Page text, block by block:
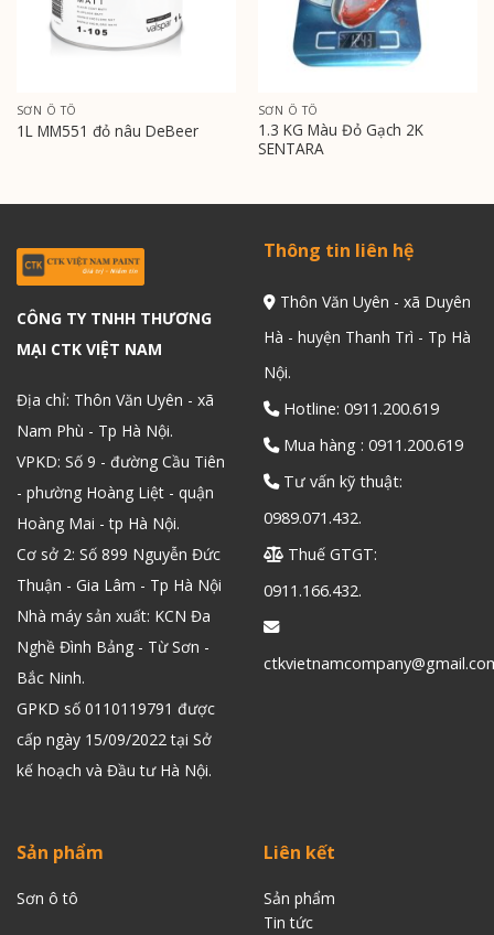
SƠN Ô TÔ
1L MM551 đỏ nâu DeBeer
SƠN Ô TÔ
1.3 KG Màu Đỏ Gạch 2K
SENTARA
CÔNG TY TNHH THƯƠNG
MẠI CTK VIỆT NAM
Địa chỉ: Thôn Văn Uyên - xã
Nam Phù - Tp Hà Nội.
VPKD: Số 9 - đường Cầu Tiên
- phường Hoàng Liệt - quận
Hoàng Mai - tp Hà Nội.
Cơ sở 2: Số 899 Nguyễn Đức
Thuận - Gia Lâm - Tp Hà Nội
Nhà máy sản xuất: KCN Đa
Nghề Đình Bảng - Từ Sơn -
Bắc Ninh.
GPKD số 0110119791 được
cấp ngày 15/09/2022 tại Sở
kế hoạch và Đầu tư Hà Nội.
Thông tin liên hệ
Thôn Văn Uyên - xã Duyên
Hà - huyện Thanh Trì - Tp Hà
Nội.
Hotline: 0911.200.619
Mua hàng : 0911.200.619
Tư vấn kỹ thuật:
0989.071.432.
Thuế GTGT:
0911.166.432.
Sản phẩm
Sơn ô tô
Liên kết
Sản phẩm
Tin tức